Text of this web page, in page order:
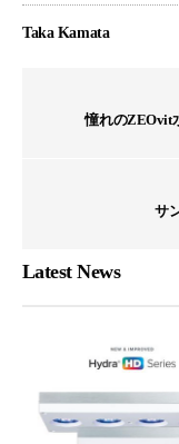
Taka Kamata
憧れのZEOvit
サ
Latest News